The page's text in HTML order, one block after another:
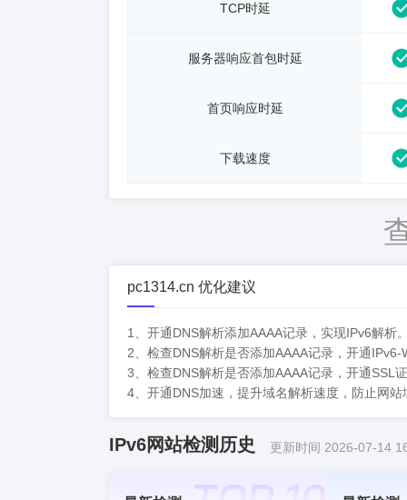
TCP时延
服务器响应首包时延
首页响应时延
下载速度
pc1314.cn 优化建议
1、开通DNS解析添加AAAA记录，实现IPv6解析
2、检查DNS解析是否添加AAAA记录，开通
3、检查DNS解析是否添加AAAA记录，开通SSL
4、开通DNS加速，提升域名解析速度，防止网
IPv6网站检测历史 更新时间 2026-07-14